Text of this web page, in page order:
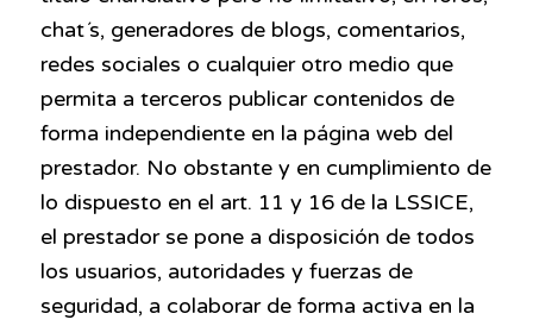
chat´s, generadores de blogs, comentarios,
redes sociales o cualquier otro medio que
permita a terceros publicar contenidos de
forma independiente en la página web del
prestador. No obstante y en cumplimiento de
lo dispuesto en el art. 11 y 16 de la LSSICE,
el prestador se pone a disposición de todos
los usuarios, autoridades y fuerzas de
seguridad, a colaborar de forma activa en la